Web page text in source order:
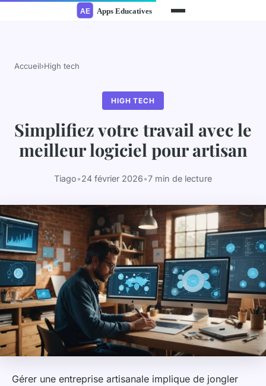
Accueil›High tech
HIGH TECH
Simplifiez votre travail avec le
meilleur logiciel pour artisan
Tiago•24 février 2026•7 min de lecture
Gérer une entreprise artisanale implique de jongler